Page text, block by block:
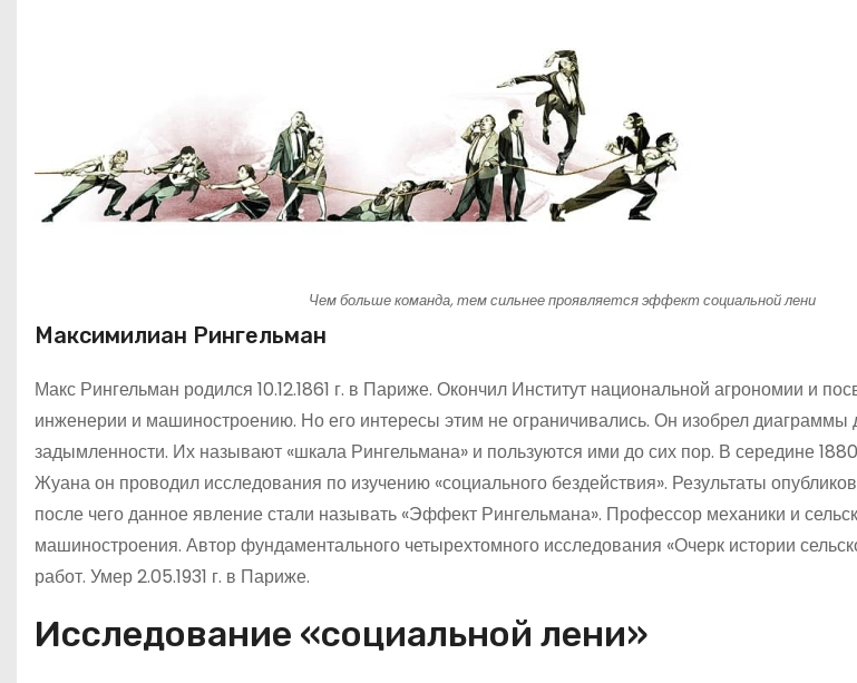
Чем больше команда, тем сильнее проявляется эффект социальной лени
Максимилиан Рингельман
Макс Рингельман родился 10.12.1861 г. в Париже. Окончил Институт национальной агрономии и
инженерии и машиностроению. Но его интересы этим не ограничивались. Он изобрел диаграммы
задымленности. Их называют «шкала Рингельмана» и пользуются ими до сих пор. В середине
Жуана он проводил исследования по изучению «социального бездействия». Результаты
после чего данное явление стали называть «Эффект Рингельмана». Профессор механики и
машиностроения. Автор фундаментального четырехтомного исследования «Очерк истории
работ. Умер 2.05.1931 г. в Париже.
Исследование «социальной лени»